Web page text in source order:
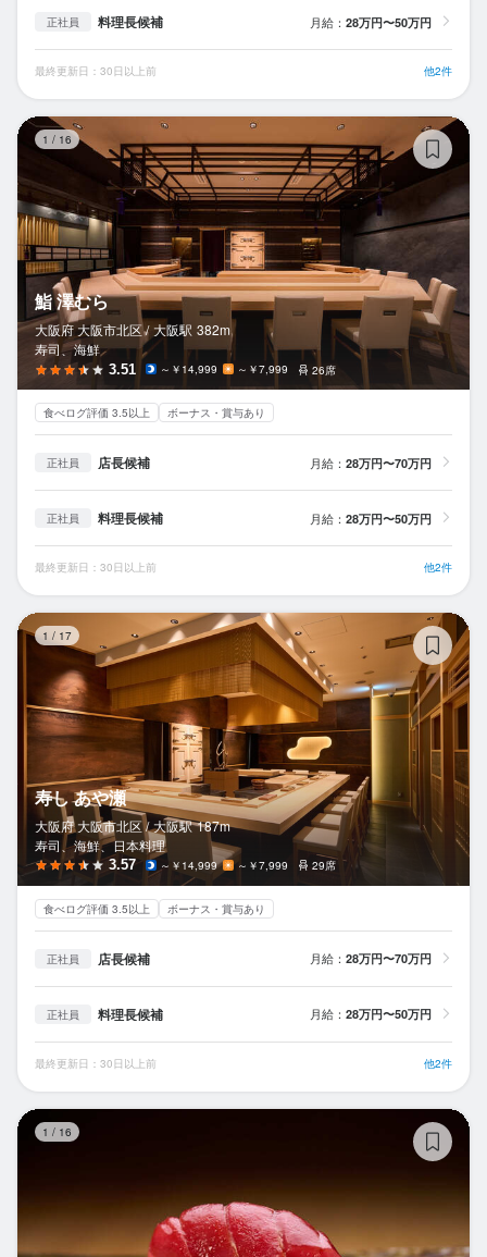
正社員 料理長候補 月給： 28万円〜50万円
最終更新日：30日以上前 他2件
1 / 16
鮨 澤むら
大阪府 大阪市北区 / 大阪駅 382m
寿司、海鮮
3.51 ～￥14,999 ～￥7,999 26席
食べログ評価 3.5以上 ボーナス・賞与あり
正社員 店長候補 月給： 28万円〜70万円
正社員 料理長候補 月給： 28万円〜50万円
最終更新日：30日以上前 他2件
1 / 17
寿し あや瀬
大阪府 大阪市北区 / 大阪駅 187m
寿司、海鮮、日本料理
3.57 ～￥14,999 ～￥7,999 29席
食べログ評価 3.5以上 ボーナス・賞与あり
正社員 店長候補 月給： 28万円〜70万円
正社員 料理長候補 月給： 28万円〜50万円
最終更新日：30日以上前 他2件
1 / 16